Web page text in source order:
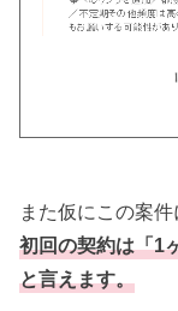
また仮にこの案
初回の契約は「1
と言えます。